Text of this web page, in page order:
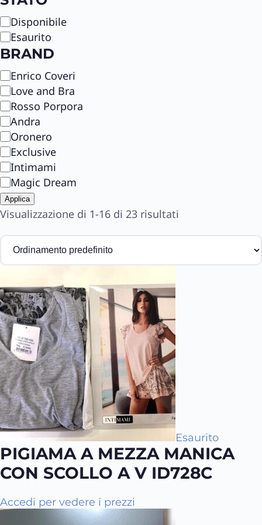
S
t
a
t
o
Disponibile
Esaurito
BRAND
B
r
a
n
d
Enrico Coveri
Love and Bra
Rosso Porpora
Andra
Oronero
Exclusive
Intimami
Magic Dream
Applica
Visualizzazione di 1-16 di 23 risultati
Esaurito
PIGIAMA A MEZZA MANICA
CON SCOLLO A V ID728C
Accedi per vedere i prezzi